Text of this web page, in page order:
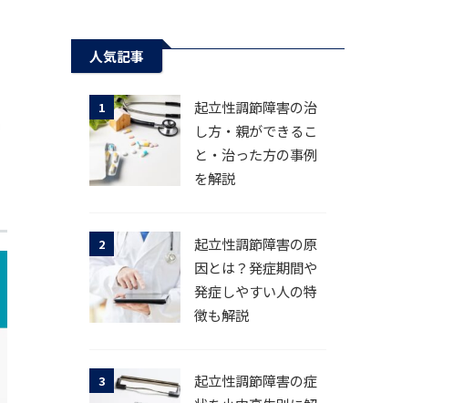
人気記事
1
起立性調節障害の治
し方・親ができるこ
と・治った方の事例
を解説
2
起立性調節障害の原
因とは？発症期間や
発症しやすい人の特
徴も解説
3
起立性調節障害の症